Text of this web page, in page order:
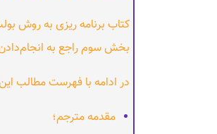
کتاب برنامه ریزی به روش
بخش سوم راجع به
در ادامه با فهرست مطالب
مقدمه مترجم؛